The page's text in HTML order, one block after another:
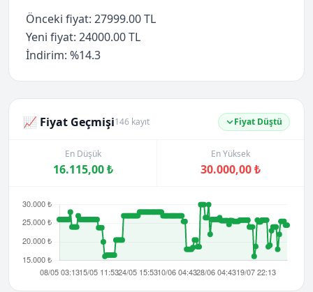
Önceki fiyat: 27999.00 TL
Yeni fiyat: 24000.00 TL
İndirim: %14.3
📈 Fiyat Geçmişi146 kayıt Fiyat Düştü
En Düşük
16.115,00 ₺
En Yüksek
30.000,00 ₺